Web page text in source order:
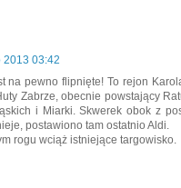
2013 03:42
na pewno flipnięte! To rejon
Zabrze, obecnie powstający
i Miarki. Skwerek obok z
postawiono tam ostatnio Aldi.
rogu wciąż istniejące targowisko.